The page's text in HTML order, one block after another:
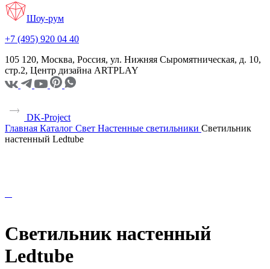
Шоу-рум
+7 (495) 920 04 40
105 120, Москва, Россия, ул. Нижняя Сыромятническая, д. 10,
стр.2, Центр дизайна ARTPLAY
DK-Project
Главная Каталог Свет Настенные светильники Светильник
настенный Ledtube
Светильник настенный
Ledtube